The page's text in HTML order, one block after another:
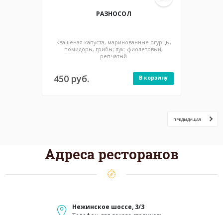
РАЗНОСОЛ
Квашеная капуста, маринованные огурцы,
помидоры, грибы; лук: фиолетовый,
репчатый
450 руб. В корзину
ПРЕДЫДУЩАЯ
Адреса ресторанов
Нежинское шоссе, 3/3